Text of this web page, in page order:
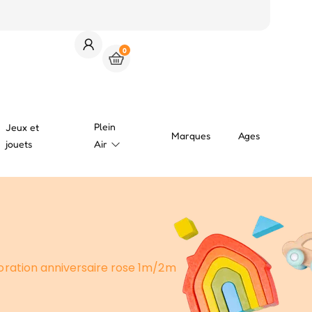
0
Jeux et
jouets
Plein
Air
Marques Ages
anniversaire rose 1m/2m